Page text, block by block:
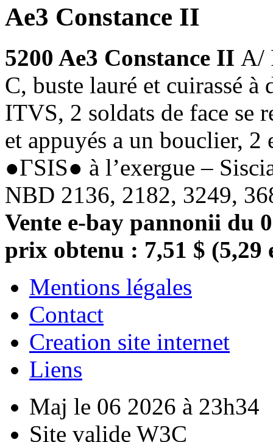
Ae3 Constance II
5200 Ae3 Constance II A/
C, buste lauré et cuirassé
ITVS, 2 soldats de face se
et appuyés a un bouclier, 2
●ΓSIS● à l’exergue –
NBD 2136, 2182, 3249,
Vente e-bay pannonii du
prix obtenu : 7,51 $ (5,29
Mentions légales
Contact
Creation site internet
Liens
Maj le 06 2026 à 23h34
Site valide W3C